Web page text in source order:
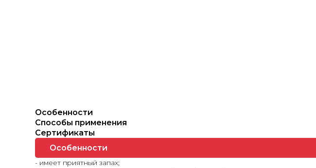
Особенности
Способы применения
Сертификаты
Особенности
- имеет приятный запах;